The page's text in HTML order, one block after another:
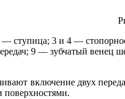
— ступица; 3 и 4 —
9 — зубчатый венец
включение двух